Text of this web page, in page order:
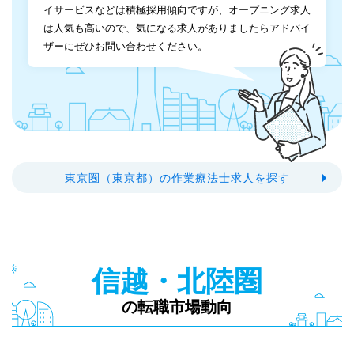
イサービスなどは積極採用傾向ですが、オープニング求人
は人気も高いので、気になる求人がありましたらアドバイ
ザーにぜひお問い合わせください。
東京圏（東京都）の作業療法士求人を探す
信越・北陸圏
の転職市場動向